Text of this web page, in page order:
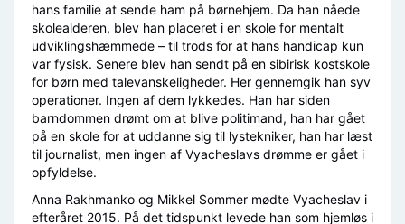
hans familie at sende ham på børnehjem. Da han nåede
skolealderen, blev han placeret i en skole for mentalt
udviklingshæmmede – til trods for at hans handicap kun
var fysisk. Senere blev han sendt på en sibirisk kostskole
for børn med talevanskeligheder. Her gennemgik han syv
operationer. Ingen af dem lykkedes. Han har siden
barndommen drømt om at blive politimand, han har gået
på en skole for at uddanne sig til lystekniker, han har læst
til journalist, men ingen af Vyacheslavs drømme er gået i
opfyldelse.
Anna Rakhmanko og Mikkel Sommer mødte Vyacheslav i
efteråret 2015. På det tidspunkt levede han som hjemløs i